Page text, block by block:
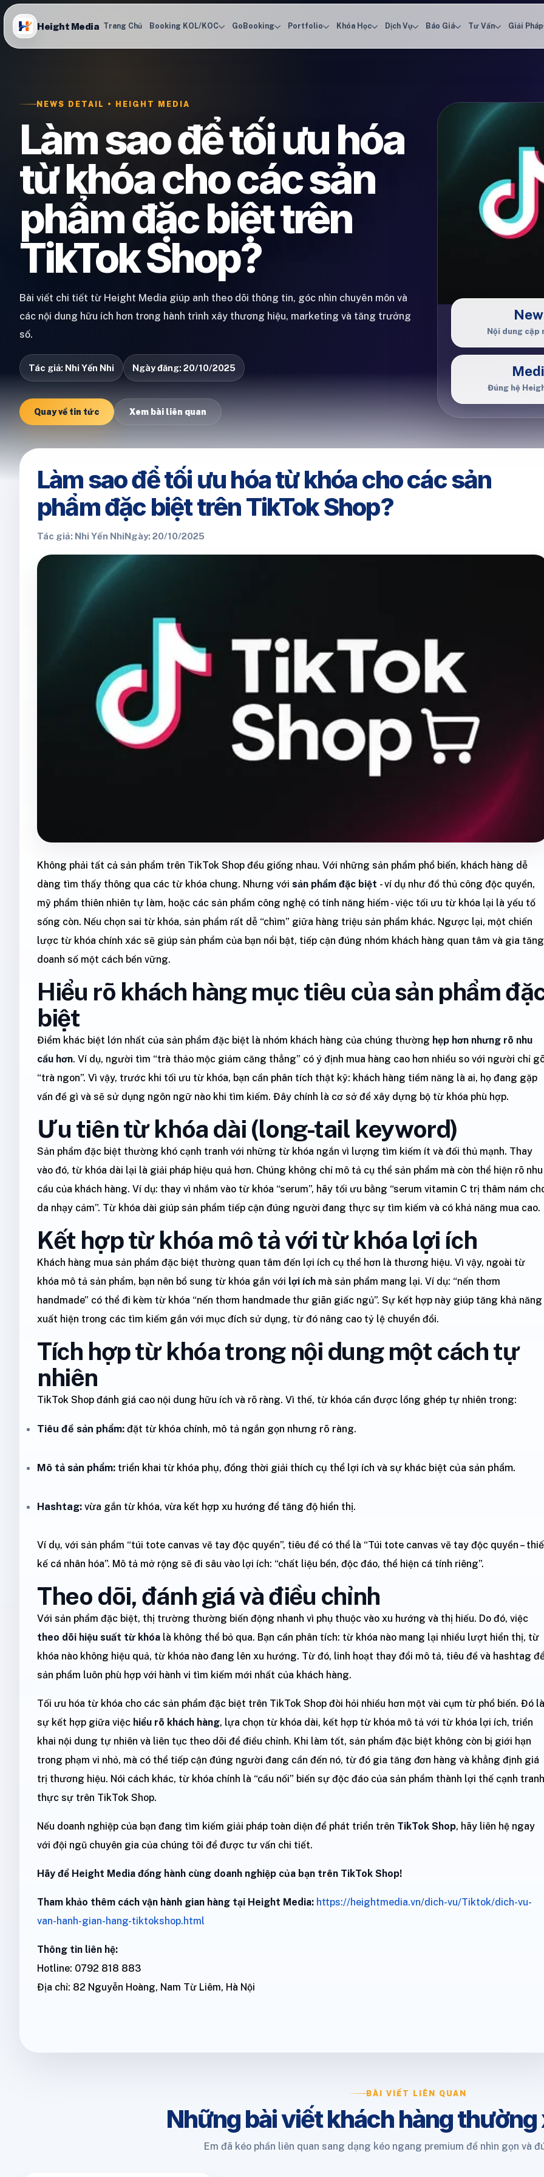
Height Media Trang Chủ Booking KOL/KOC GoBooking Portfolio Khóa Học Dịch Vụ Báo Giá Tư Vấn Giải Pháp
NEWS DETAIL • HEIGHT MEDIA
Làm sao để tối ưu hóa
từ khóa cho các sản
phẩm đặc biệt trên
TikTok Shop?
Bài viết chi tiết từ Height Media giúp anh theo dõi thông tin, góc nhìn chuyên môn và
các nội dung hữu ích hơn trong hành trình xây thương hiệu, marketing và tăng trưởng
số.
Tác giả: Nhi Yến Nhi Ngày đăng: 20/10/2025
Quay về tin tức Xem bài liên quan
Nội dung cập
Đúng hệ
Làm sao để tối ưu hóa từ khóa cho các sản
phẩm đặc biệt trên TikTok Shop?
Tác giả: Nhi Yến NhiNgày: 20/10/2025
Không phải tất cả sản phẩm trên TikTok Shop đều giống nhau. Với những sản phẩm phổ biến, khách hàng dễ
dàng tìm thấy thông qua các từ khóa chung. Nhưng với sản phẩm đặc biệt - ví dụ như đồ thủ công độc quyền,
mỹ phẩm thiên nhiên tự làm, hoặc các sản phẩm công nghệ có tính năng hiếm - việc tối ưu từ khóa lại là yếu tố
sống còn. Nếu chọn sai từ khóa, sản phẩm rất dễ “chìm” giữa hàng triệu sản phẩm khác. Ngược lại, một chiến
lược từ khóa chính xác sẽ giúp sản phẩm của bạn nổi bật, tiếp cận đúng nhóm khách hàng quan tâm và gia tăng
doanh số một cách bền vững.
Hiểu rõ khách hàng mục tiêu của sản phẩm
biệt
Điểm khác biệt lớn nhất của sản phẩm đặc biệt là nhóm khách hàng của chúng thường hẹp hơn nhưng rõ nhu
cầu hơn. Ví dụ, người tìm “trà thảo mộc giảm căng thẳng” có ý định mua hàng cao hơn nhiều so với người chỉ
“trà ngon”. Vì vậy, trước khi tối ưu từ khóa, bạn cần phân tích thật kỹ: khách hàng tiềm năng là ai, họ đang gặp
vấn đề gì và sẽ sử dụng ngôn ngữ nào khi tìm kiếm. Đây chính là cơ sở để xây dựng bộ từ khóa phù hợp.
Ưu tiên từ khóa dài (long-tail keyword)
Sản phẩm đặc biệt thường khó cạnh tranh với những từ khóa ngắn vì lượng tìm kiếm ít và đối thủ mạnh. Thay
vào đó, từ khóa dài lại là giải pháp hiệu quả hơn. Chúng không chỉ mô tả cụ thể sản phẩm mà còn thể hiện rõ nhu
cầu của khách hàng. Ví dụ: thay vì nhắm vào từ khóa “serum”, hãy tối ưu bằng “serum vitamin C trị thâm nám
da nhạy cảm”. Từ khóa dài giúp sản phẩm tiếp cận đúng người đang thực sự tìm kiếm và có khả năng mua cao.
Kết hợp từ khóa mô tả với từ khóa lợi ích
Khách hàng mua sản phẩm đặc biệt thường quan tâm đến lợi ích cụ thể hơn là thương hiệu. Vì vậy, ngoài từ
khóa mô tả sản phẩm, bạn nên bổ sung từ khóa gắn với lợi ích mà sản phẩm mang lại. Ví dụ: “nến thơm
handmade” có thể đi kèm từ khóa “nến thơm handmade thư giãn giấc ngủ”. Sự kết hợp này giúp tăng khả năng
xuất hiện trong các tìm kiếm gắn với mục đích sử dụng, từ đó nâng cao tỷ lệ chuyển đổi.
Tích hợp từ khóa trong nội dung một cách tự
nhiên
TikTok Shop đánh giá cao nội dung hữu ích và rõ ràng. Vì thế, từ khóa cần được lồng ghép tự nhiên trong:
Tiêu đề sản phẩm: đặt từ khóa chính, mô tả ngắn gọn nhưng rõ ràng.
Mô tả sản phẩm: triển khai từ khóa phụ, đồng thời giải thích cụ thể lợi ích và sự khác biệt của sản phẩm.
Hashtag: vừa gắn từ khóa, vừa kết hợp xu hướng để tăng độ hiển thị.
Ví dụ, với sản phẩm “túi tote canvas vẽ tay độc quyền”, tiêu đề có thể là “Túi tote canvas vẽ tay độc quyền –
kế cá nhân hóa”. Mô tả mở rộng sẽ đi sâu vào lợi ích: “chất liệu bền, độc đáo, thể hiện cá tính riêng”.
Theo dõi, đánh giá và điều chỉnh
Với sản phẩm đặc biệt, thị trường thường biến động nhanh vì phụ thuộc vào xu hướng và thị hiếu. Do đó, việc
theo dõi hiệu suất từ khóa là không thể bỏ qua. Bạn cần phân tích: từ khóa nào mang lại nhiều lượt hiển thị, từ
khóa nào không hiệu quả, từ khóa nào đang lên xu hướng. Từ đó, linh hoạt thay đổi mô tả, tiêu đề và hashtag
sản phẩm luôn phù hợp với hành vi tìm kiếm mới nhất của khách hàng.
Tối ưu hóa từ khóa cho các sản phẩm đặc biệt trên TikTok Shop đòi hỏi nhiều hơn một vài cụm từ phổ biến. Đó là
sự kết hợp giữa việc hiểu rõ khách hàng, lựa chọn từ khóa dài, kết hợp từ khóa mô tả với từ khóa lợi ích, triển
khai nội dung tự nhiên và liên tục theo dõi để điều chỉnh. Khi làm tốt, sản phẩm đặc biệt không còn bị giới hạn
trong phạm vi nhỏ, mà có thể tiếp cận đúng người đang cần đến nó, từ đó gia tăng đơn hàng và khẳng định giá
trị thương hiệu. Nói cách khác, từ khóa chính là “cầu nối” biến sự độc đáo của sản phẩm thành lợi thế cạnh tranh
thực sự trên TikTok Shop.
Nếu doanh nghiệp của bạn đang tìm kiếm giải pháp toàn diện để phát triển trên TikTok Shop, hãy liên hệ ngay
với đội ngũ chuyên gia của chúng tôi để được tư vấn chi tiết.
Hãy để Height Media đồng hành cùng doanh nghiệp của bạn trên TikTok Shop!
Tham khảo thêm cách vận hành gian hàng tại Height Media: https://heightmedia.vn/dich-vu/Tiktok/dich-vu-
van-hanh-gian-hang-tiktokshop.html
Thông tin liên hệ:
Hotline: 0792 818 883
Địa chỉ: 82 Nguyễn Hoàng, Nam Từ Liêm, Hà Nội
BÀI VIẾT LIÊN QUAN
Những bài viết khách hàng
Em đã kéo phần liên quan sang dạng kéo ngang premium để nhìn gọn và